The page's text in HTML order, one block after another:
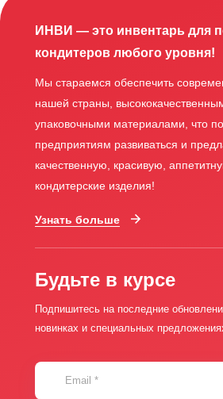
ИНВИ — это инвентарь для
кондитеров любого уровня!
Мы стараемся обеспечить
нашей страны,
упаковочными материалами, что
предприятиям развиваться и
качественную, красивую,
кондитерские изделия!
Узнать больше
Будьте в курсе
Подпишитесь на последние
новинках и специальных
Email *